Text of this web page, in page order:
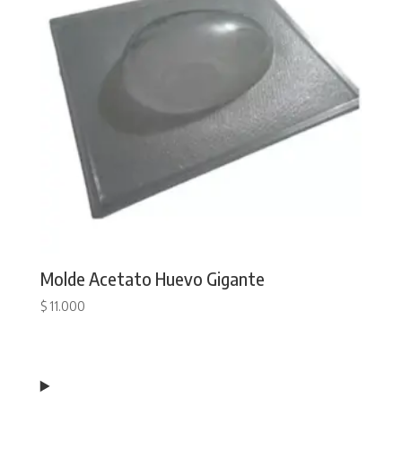
Molde Acetato Huevo Gigante
$11.000